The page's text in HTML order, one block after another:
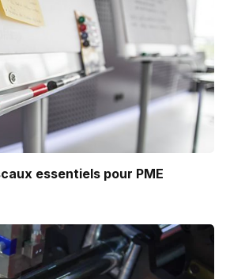
essentiels pour PME